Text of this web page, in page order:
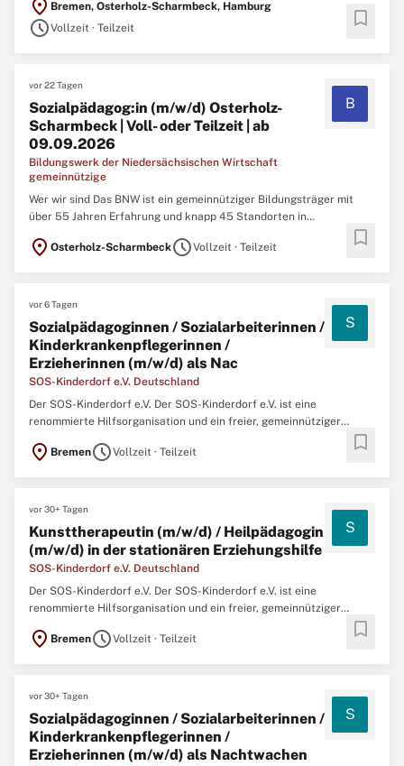
Menschen dabei, berufliche Wege zu finden und zu gehen.
Sozialpädagog:in (m/w/d) Osterholz-Scharmbeck | Voll- oder
location_on Bremen, Osterholz-Scharmbeck, Hamburg
scheduleVollzeit · Teilzeit bookmark
vor 22 Tagen
Sozialpädagog:in (m/w/d) Osterholz-
Scharmbeck | Voll- oder Teilzeit | ab
09.09.2026
Bildungswerk der Niedersächsischen Wirtschaft
gemeinnützige
B
Wer wir sind Das BNW ist ein gemeinnütziger Bildungsträger mit
über 55 Jahren Erfahrung und knapp 45 Standorten in
Niedersachsen und Bremen. Wir begleiten jedes Jahr über 15.000
Menschen dabei, berufliche Wege zu finden und zu gehen.
location_on Osterholz-ScharmbeckscheduleVollzeit · Teilzeit bookmark
vor 6 Tagen
Sozialpädagoginnen / Sozialarbeiterinnen /
Kinderkrankenpflegerinnen /
Erzieherinnen (m/w/d) als Nac
SOS-Kinderdorf e.V. Deutschland
S
Der SOS-Kinderdorf e.V. Der SOS-Kinderdorf e.V. ist eine
renommierte Hilfsorganisation und ein freier, gemeinnütziger
gesamten Bundesgebiet und rund 4.800 Mitarbeiterinnen und
location_on BremenscheduleVollzeit · Teilzeit bookmark
vor 30+ Tagen
Kunsttherapeutin (m/w/d) / Heilpädagogin
(m/w/d) in der stationären Erziehungshilfe
SOS-Kinderdorf e.V. Deutschland
S
Der SOS-Kinderdorf e.V. Der SOS-Kinderdorf e.V. ist eine
renommierte Hilfsorganisation und ein freier, gemeinnütziger
gesamten Bundesgebiet und rund 5.200 Mitarbeiterinnen und
location_on BremenscheduleVollzeit · Teilzeit bookmark
vor 30+ Tagen
Sozialpädagoginnen / Sozialarbeiterinnen /
Kinderkrankenpflegerinnen /
Erzieherinnen (m/w/d) als Nachtwachen
S